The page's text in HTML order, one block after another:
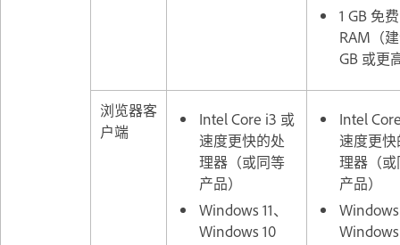
1 GB 免费
RAM（
GB 或更
浏览器客
户端
Intel Core i3 或
速度更快的处
理器（或同等
产品）
Windows 11、
Windows 10
Intel
速度更
理器（
产品）
Windows